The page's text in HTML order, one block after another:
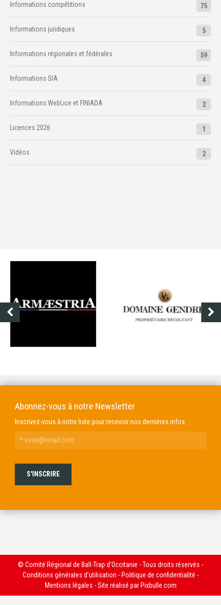
Informations compétitions 75
Informations juridiques 5
Informations régionales et fédérales 59
Informations SIA 4
Informations WebLice et FINIADA 2
Licences 2026 1
Vidéos 2
Abonnez-vous à notre Newsletter
Inscrivez-vous à notre liste pour recevoir nos dernières infos.
© Comité Régional de Ball-Trap d'Occitanie - Tous droits réservés -
Conditions générales d'utilisation - Politique de confidentialité -
Mentions légales - Site réalisé par Pixbulle.com